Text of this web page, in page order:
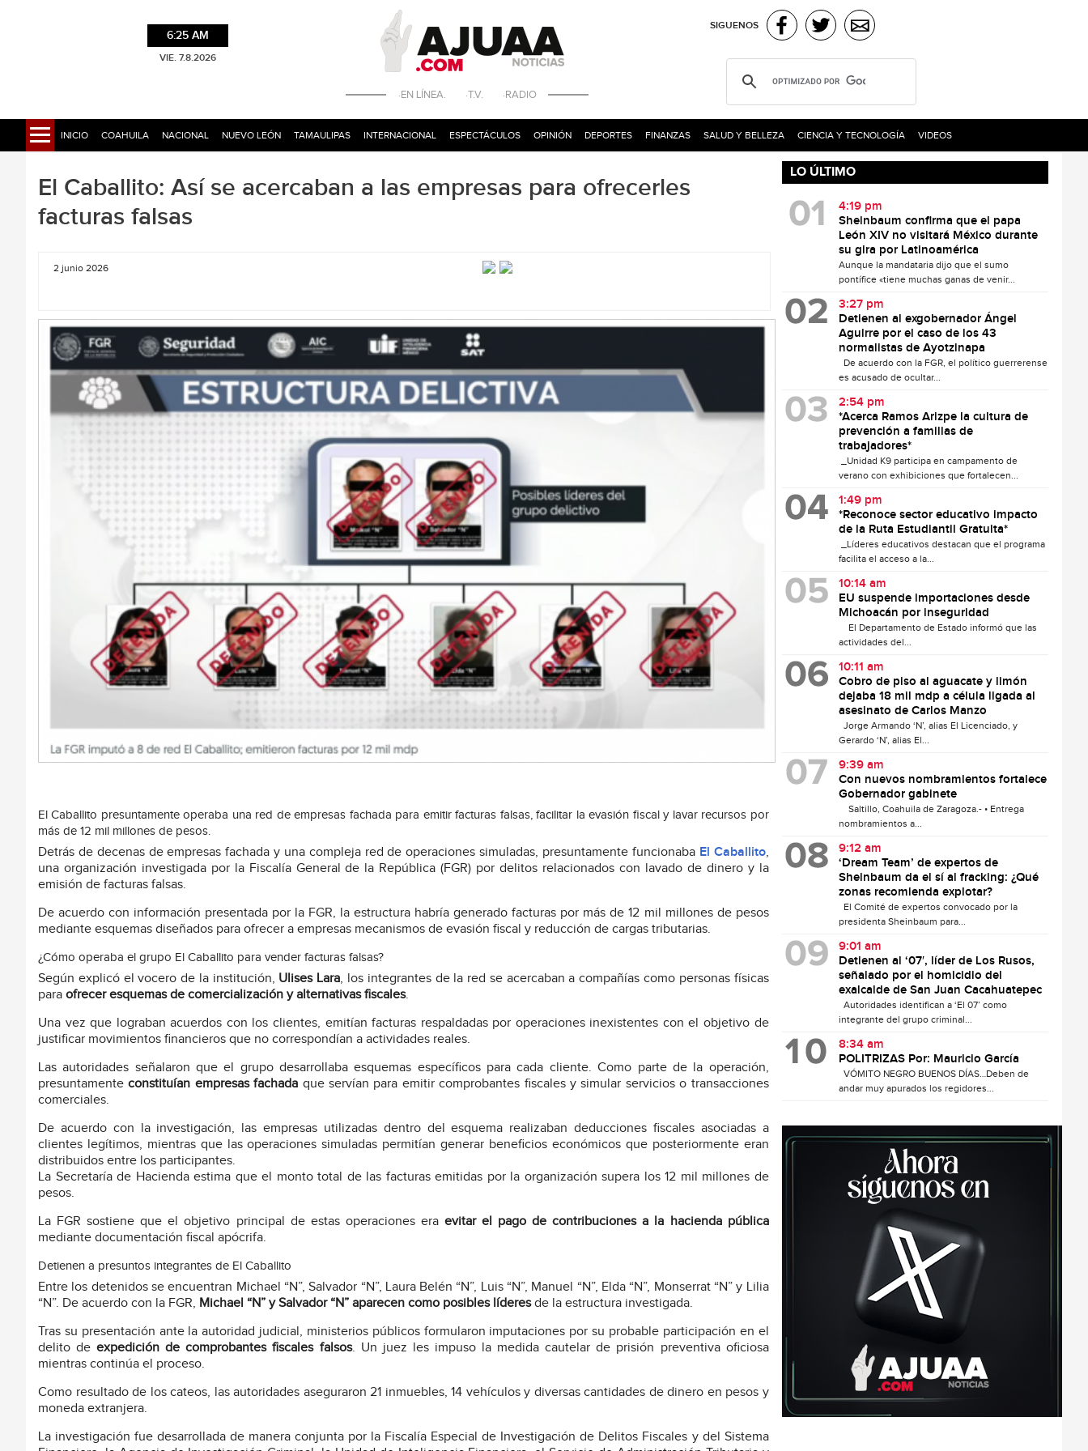
6:25 AM
VIE. 7.8.2026
·EN LÍNEA. ·T.V. ·RADIO
SIGUENOS
INICIO COAHUILA NACIONAL NUEVO LEÓN TAMAULIPAS INTERNACIONAL ESPECTÁCULOS OPINIÓN DEPORTES FINANZAS SALUD Y BELLEZA CIENCIA Y TECNOLOGÍA VIDEOS
El Caballito: Así se acercaban a las empresas para ofrecerles
facturas falsas
2 junio 2026
El Caballito presuntamente operaba una red de empresas fachada para emitir facturas falsas, facilitar la evasión fiscal y lavar recursos por
más de 12 mil millones de pesos.
Detrás de decenas de empresas fachada y una compleja red de operaciones simuladas, presuntamente funcionaba El Caballito,
una organización investigada por la Fiscalía General de la República (FGR) por delitos relacionados con lavado de dinero y la
emisión de facturas falsas.
De acuerdo con información presentada por la FGR, la estructura habría generado facturas por más de 12 mil millones de pesos
mediante esquemas diseñados para ofrecer a empresas mecanismos de evasión fiscal y reducción de cargas tributarias.
¿Cómo operaba el grupo El Caballito para vender facturas falsas?
Según explicó el vocero de la institución, Ulises Lara, los integrantes de la red se acercaban a compañías como personas físicas
para ofrecer esquemas de comercialización y alternativas fiscales.
Una vez que lograban acuerdos con los clientes, emitían facturas respaldadas por operaciones inexistentes con el objetivo de
justificar movimientos financieros que no correspondían a actividades reales.
Las autoridades señalaron que el grupo desarrollaba esquemas específicos para cada cliente. Como parte de la operación,
presuntamenteconstituían empresas fachada que servían para emitir comprobantes fiscales y simular servicios o transacciones
comerciales.
De acuerdo con la investigación, las empresas utilizadas dentro del esquema realizaban deducciones fiscales asociadas a
clientes legítimos, mientras que las operaciones simuladas permitían generar beneficios económicos que posteriormente eran
distribuidos entre los participantes.
La Secretaría de Hacienda estima que el monto total de las facturas emitidas por la organización supera los 12 mil millones de
pesos.
La FGR sostiene que el objetivo principal de estas operaciones era evitar el pago de contribuciones a la hacienda pública
mediante documentación fiscal apócrifa.
Detienen a presuntos integrantes de El Caballito
Entre los detenidos se encuentran Michael “N”, Salvador “N”, Laura Belén “N”, Luis “N”, Manuel “N”, Elda “N”, Monserrat “N” y Lilia
“N”. De acuerdo con la FGR, Michael “N” y Salvador “N” aparecen como posibles líderesde la estructura investigada.
Tras su presentación ante la autoridad judicial, ministerios públicos formularon imputaciones por su probable participación en el
delito deexpedición de comprobantes fiscales falsos. Un juez les impuso la medida cautelar de prisión preventiva oficiosa
mientras continúa el proceso.
Como resultado de los cateos, las autoridades aseguraron 21 inmuebles, 14 vehículos y diversas cantidades de dinero en pesos y
moneda extranjera.
La investigación fue desarrollada de manera conjunta por la Fiscalía Especial de Investigación de Delitos Fiscales y del Sistema
LO ÚLTIMO
4:19 pm
Sheinbaum confirma que el papa
León XIV no visitará México durante
su gira por Latinoamérica
Aunque la mandataria dijo que el sumo
pontífice «tiene muchas ganas de venir...
3:27 pm
Detienen al exgobernador Ángel
Aguirre por el caso de los 43
normalistas de Ayotzinapa
De acuerdo con la FGR, el político guerrerense
es acusado de ocultar...
2:54 pm
*Acerca Ramos Arizpe la cultura de
prevención a familias de
trabajadores*
_Unidad K9 participa en campamento de
verano con exhibiciones que fortalecen...
1:49 pm
*Reconoce sector educativo impacto
de la Ruta Estudiantil Gratuita*
_Líderes educativos destacan que el programa
facilita el acceso a la...
10:14 am
EU suspende importaciones desde
Michoacán por inseguridad
El Departamento de Estado informó que las
actividades del...
10:11 am
Cobro de piso al aguacate y limón
dejaba 18 mil mdp a célula ligada al
asesinato de Carlos Manzo
Jorge Armando ‘N’, alias El Licenciado, y
Gerardo ‘N’, alias El...
9:39 am
Con nuevos nombramientos fortalece
Gobernador gabinete
Saltillo, Coahuila de Zaragoza.- • Entrega
nombramientos a...
9:12 am
‘Dream Team’ de expertos de
Sheinbaum da el sí al fracking: ¿Qué
zonas recomienda explotar?
El Comité de expertos convocado por la
presidenta Sheinbaum para...
9:01 am
Detienen al ‘07′, líder de Los Rusos,
señalado por el homicidio del
exalcalde de San Juan Cacahuatepec
Autoridades identifican a ‘El 07’ como
integrante del grupo criminal...
8:34 am
POLITRIZAS Por: Mauricio García
VÓMITO NEGRO BUENOS DÍAS…Deben de
andar muy apurados los regidores...